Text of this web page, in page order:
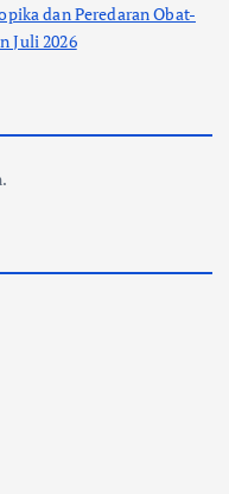
dan Peredaran Obat-
Juli 2026